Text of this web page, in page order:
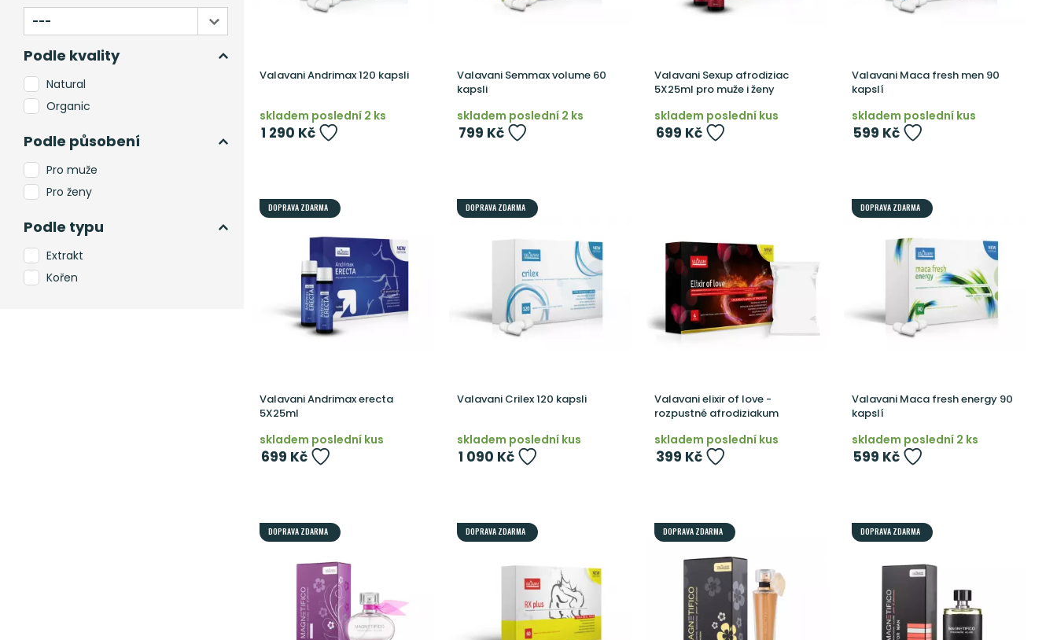
Valavani Andrimax 120 kapsli
skladem poslední 2 ks
1 290 Kč
Valavani Semmax volume 60
kapsli
skladem poslední 2 ks
799 Kč
Valavani Sexup afrodiziac
5X25ml pro muže i ženy
skladem poslední kus
699 Kč
Valavani Maca fresh men 90
kapslí
skladem poslední kus
599 Kč
DOPRAVA ZDARMA
Valavani Andrimax erecta
5X25ml
skladem poslední kus
699 Kč
DOPRAVA ZDARMA
Valavani Crilex 120 kapsli
skladem poslední kus
1 090 Kč
Valavani elixir of love -
rozpustné afrodiziakum
skladem poslední kus
399 Kč
DOPRAVA ZDARMA
Valavani Maca fresh energy 90
kapslí
skladem poslední 2 ks
599 Kč
DOPRAVA ZDARMA DOPRAVA ZDARMA DOPRAVA ZDARMA DOPRAVA ZDARMA
Podle kvality
Natural
Organic
Podle působení
Pro muže
Pro ženy
Podle typu
Extrakt
Kořen